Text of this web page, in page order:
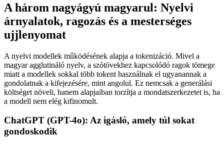
A három nagyágyú magyarul: Nyelvi
árnyalatok, ragozás és a mesterséges
ujjlenyomat
A nyelvi modellek működésének alapja a tokenizáció. Mivel a
magyar agglutináló nyelv, a szótövekhez kapcsolódó ragok tömege
miatt a modellek sokkal több tokent használnak el ugyanannak a
gondolatnak a kifejezésére, mint angolul. Ez nemcsak a generálási
költséget növeli, hanem alapjaiban torzítja a mondatszerkezetet is, ha
a modell nem elég kifinomult.
ChatGPT (GPT-4o): Az igásló, amely túl sokat
gondoskodik